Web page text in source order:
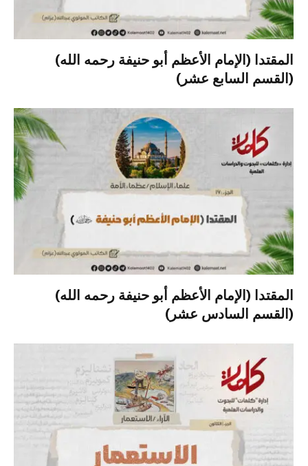
المقتدا (الإمام الأعظم أبو حنيفة رحمه الله)
(القسم السابع عشر)
المقتدا (الإمام الأعظم أبو حنيفة رحمه الله)
(القسم السادس عشر)